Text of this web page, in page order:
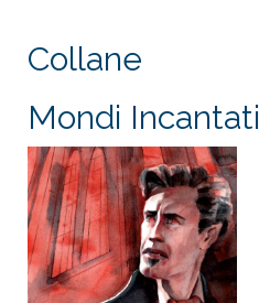
Collane
Mondi Incantati